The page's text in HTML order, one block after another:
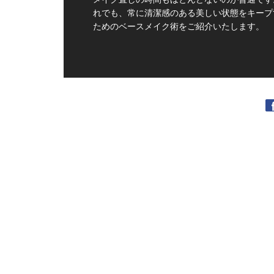
れでも、常に清潔感のある美しい状態をキー
ためのベースメイク術をご紹介いたします。